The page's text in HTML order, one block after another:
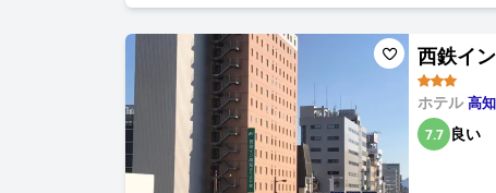
ゲストは、ホテルスタッフによる卓越したサービ
り、全体的なゲストエクスペリエンスを高めてい
コンフォートホテル高知は、ストリーミングや仕
で整理されていると評価しているホテルの駐車場
家族連れには、広々とした客室と家族向けの環境
の供給に関する問題が時折報告されていますが、
西鉄イ
ホテル高
7.7 良い